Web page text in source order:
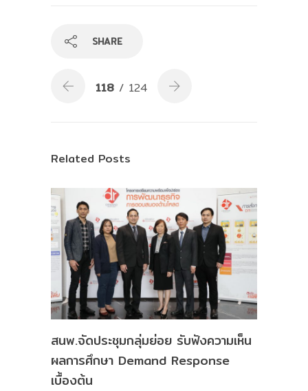
SHARE
118 / 124
Related Posts
สนพ.จัดประชุมกลุ่มย่อย รับฟังความเห็น
ผลการศึกษา Demand Response
เบื้องต้น